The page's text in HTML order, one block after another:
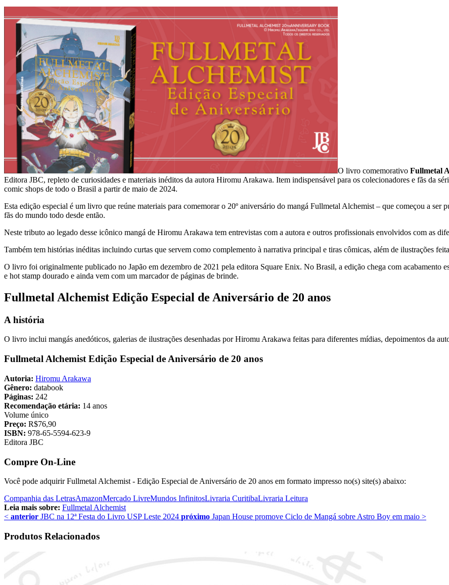
O livro comemorativo Fullmetal
Editora JBC, repleto de curiosidades e materiais inéditos da autora Hiromu Arakawa. Item indispensável para os colecionadores e fãs da
comic shops de todo o Brasil a partir de maio de 2024.
Esta edição especial é um livro que reúne materiais para comemorar o 20º aniversário do mangá Fullmetal Alchemist – que começou a ser
fãs do mundo todo desde então.
Neste tributo ao legado desse icônico mangá de Hiromu Arakawa tem entrevistas com a autora e outros profissionais envolvidos com as
Também tem histórias inéditas incluindo curtas que servem como complemento à narrativa principal e tiras cômicas, além de ilustrações
O livro foi originalmente publicado no Japão em dezembro de 2021 pela editora Square Enix. No Brasil, a edição chega com acabamento
e hot stamp dourado e ainda vem com um marcador de páginas de brinde.
Fullmetal Alchemist Edição Especial de Aniversário de 20 anos
A história
O livro inclui mangás anedóticos, galerias de ilustrações desenhadas por Hiromu Arakawa feitas para diferentes mídias, depoimentos da
Fullmetal Alchemist Edição Especial de Aniversário de 20 anos
Autoria: Hiromu Arakawa
Gênero: databook
Páginas: 242
Recomendação etária: 14 anos
Volume único
Preço: R$76,90
ISBN: 978-65-5594-623-9
Editora JBC
Compre On-Line
Você pode adquirir Fullmetal Alchemist - Edição Especial de Aniversário de 20 anos em formato impresso no(s) site(s) abaixo:
Companhia das LetrasAmazonMercado LivreMundos InfinitosLivraria CuritibaLivraria Leitura
Leia mais sobre: Fullmetal Alchemist
< anterior JBC na 12ª Festa do Livro USP Leste 2024 próximo Japan House promove Ciclo de Mangá sobre Astro Boy em maio >
Produtos Relacionados